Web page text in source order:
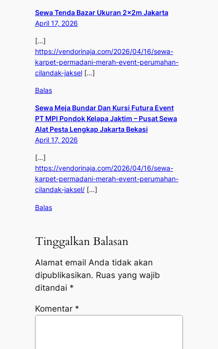
Sewa Tenda Bazar Ukuran 2x2m Jakarta
April 17, 2026
[…]
https://vendorinaja.com/2026/04/16/sewa-
karpet-permadani-merah-event-perumahan-
cilandak-jaksel[…]
Balas
Sewa Meja Bundar Dan Kursi Futura Event
PT MPI Pondok Kelapa Jaktim – Pusat Sewa
Alat Pesta Lengkap Jakarta Bekasi
April 17, 2026
[…]
https://vendorinaja.com/2026/04/16/sewa-
karpet-permadani-merah-event-perumahan-
cilandak-jaksel/[…]
Balas
Tinggalkan Balasan
Alamat email Anda tidak akan
dipublikasikan. Ruas yang wajib
ditandai *
Komentar *